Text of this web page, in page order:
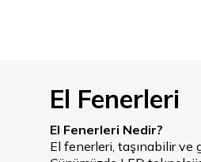
El Fenerleri
El Fenerleri Nedir?
El fenerleri, taşınabilir ve